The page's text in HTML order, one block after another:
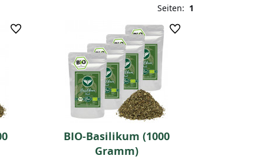
Seiten: 1
BIO-Basilikum (1000
Gramm)